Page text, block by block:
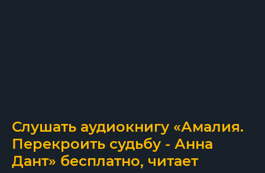
Слушать аудиокнигу «Амалия.
Перекроить судьбу - Анна
Дант» бесплатно, читает